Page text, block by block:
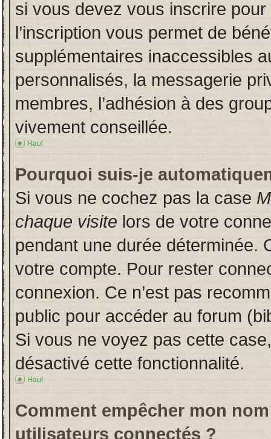
si vous devez vous inscrire
l’inscription vous permet de
supplémentaires inaccessibles
personnalisés, la messagerie
membres, l’adhésion à des
vivement conseillée.
Haut
Pourquoi suis-je
Si vous ne cochez pas la case
chaque visite lors de votre
pendant une durée déterminée.
votre compte. Pour rester
connexion. Ce n’est pas
public pour accéder au forum
Si vous ne voyez pas cette
désactivé cette fonctionnalité.
Haut
Comment empêcher mon
utilisateurs connectés ?